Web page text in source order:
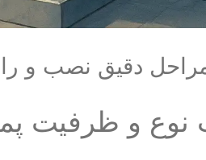
دقیق نصب و
نوع و ظرفیت